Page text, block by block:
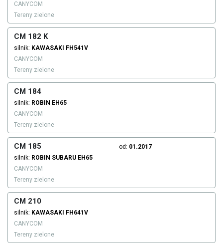
CANYCOM
Tereny zielone
CM 182 K
silnik: KAWASAKI
FH541V
CANYCOM
Tereny zielone
CM 184
silnik: ROBIN EH65
CANYCOM
Tereny zielone
CM 185 od: 01.2017
silnik: ROBIN SUBARU EH65
CANYCOM
Tereny zielone
CM 210
silnik: KAWASAKI
FH641V
CANYCOM
Tereny zielone